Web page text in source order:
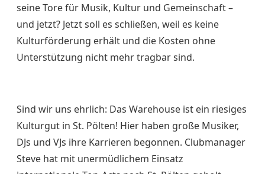
seine Tore für Musik, Kultur und Gemeinschaft –
und jetzt? Jetzt soll es schließen, weil es keine
Kulturförderung erhält und die Kosten ohne
Unterstützung nicht mehr tragbar sind.
Sind wir uns ehrlich: Das Warehouse ist ein riesiges
Kulturgut in St. Pölten! Hier haben große Musiker,
DJs und VJs ihre Karrieren begonnen. Clubmanager
Steve hat mit unermüdlichem Einsatz